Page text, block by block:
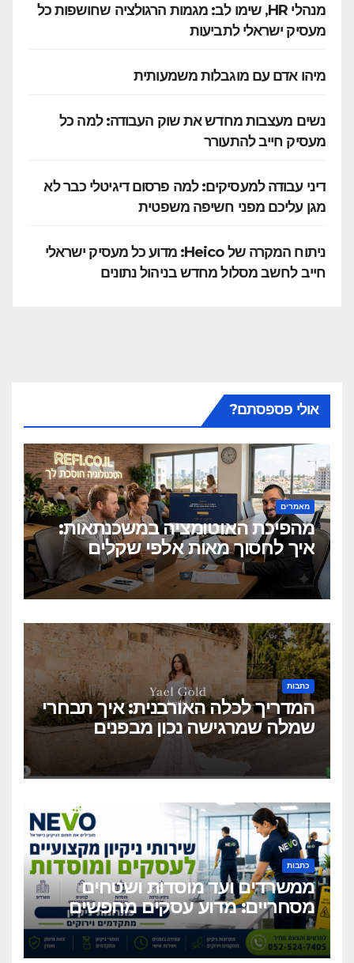
מנהלי HR, שימו לב: מגמות הרגולציה שחושפות כל
מעסיק ישראלי לתביעות
מיהו אדם עם מוגבלות משמעותית
נשים מעצבות מחדש את שוק העבודה: למה כל
מעסיק חייב להתעורר
דיני עבודה למעסיקים: למה פרסום דיגיטלי כבר לא
מגן עליכם מפני חשיפה משפטית
ניתוח המקרה של Heico: מדוע כל מעסיק ישראלי
חייב לחשב מסלול מחדש בניהול נתונים
אולי פספסתם?
מאמרים
מהפיכת האוטומציה במשכנתאות:
איך לחסוך מאות אלפי שקלים
בלחיצת כפתור?
כתבות
המדריך לכלה האורבנית: איך תבחרי
שמלה שמרגישה נכון מבפנים
ונראית מושלם מבחוץ?
כתבות
ממשרדים ועד מוסדות ושטחים
מסחריים: מדוע עסקים מחפשים
כיום שירותי ניקיון מקצועיים
וגמישים?